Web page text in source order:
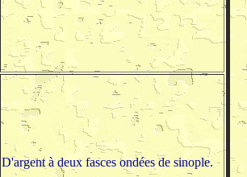
D'argent à deux fasces ondées de sinople.